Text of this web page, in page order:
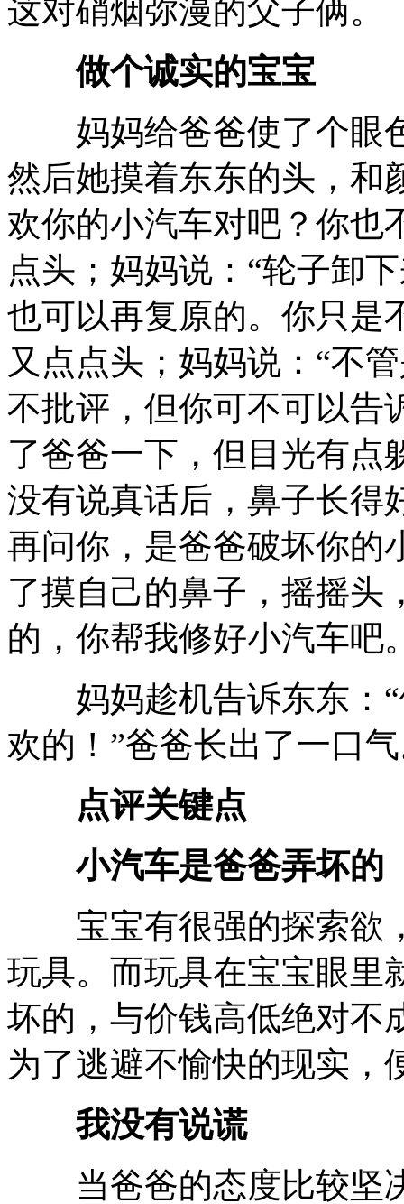
这对硝烟弥漫的父子俩。
做个诚实的宝宝
妈妈给爸爸使了个眼
然后她摸着东东的头，和
欢你的小汽车对吧？你也
点头；妈妈说：“轮子卸
也可以再复原的。你只是
又点点头；妈妈说：“不
不批评，但你可不可以告
了爸爸一下，但目光有点
没有说真话后，鼻子长得
再问你，是爸爸破坏你的
了摸自己的鼻子，摇摇头
的，你帮我修好小汽车吧
妈妈趁机告诉东东：“
欢的！”爸爸长出了一口
点评关键点
小汽车是爸爸弄坏的
宝宝有很强的探索欲
玩具。而玩具在宝宝眼里
坏的，与价钱高低绝对不
为了逃避不愉快的现实，
我没有说谎
当爸爸的态度比较坚